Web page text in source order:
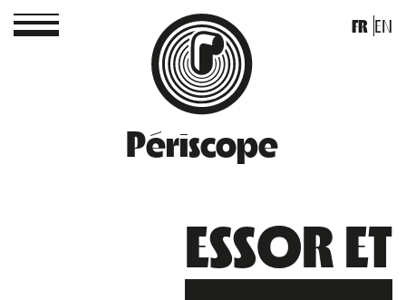
Périscope
FR EN
ESSOR ET